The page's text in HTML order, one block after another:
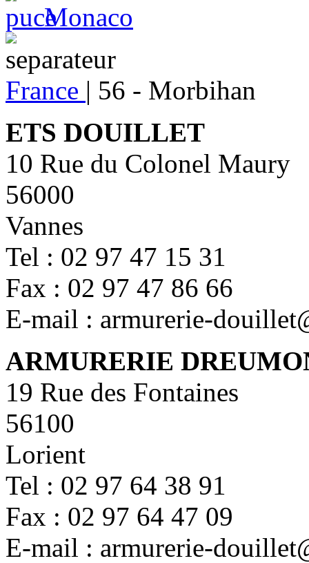
Monaco
France | 56 - Morbihan
ETS DOUILLET
10 Rue du Colonel Maury
56000
Vannes
Tel : 02 97 47 15 31
Fax : 02 97 47 86 66
E-mail : armurerie-
ARMURERIE
19 Rue des Fontaines
56100
Lorient
Tel : 02 97 64 38 91
Fax : 02 97 64 47 09
E-mail : armurerie-